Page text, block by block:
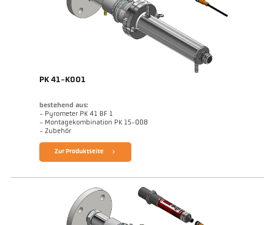
PK 41-K001
bestehend aus:
- Pyrometer PK 41 BF 1
- Montagekombination PK 15-008
- Zubehör
Zur Produktseite